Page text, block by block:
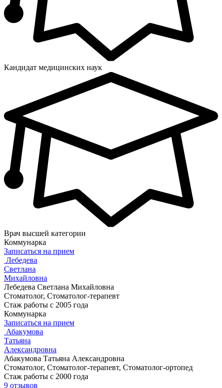
Кандидат медицинских наук
Врач высшей категории
Коммунарка
Записаться на прием
Лебедева
Светлана
Михайловна
Лебедева Светлана Михайловна
Стоматолог, Стоматолог-терапевт
Стаж работы с 2005 года
Коммунарка
Записаться на прием
Абакумова
Татьяна
Александровна
Абакумова Татьяна Александровна
Стоматолог, Стоматолог-терапевт, Стоматолог-ортопед
Стаж работы с 2000 года
9 отзывов